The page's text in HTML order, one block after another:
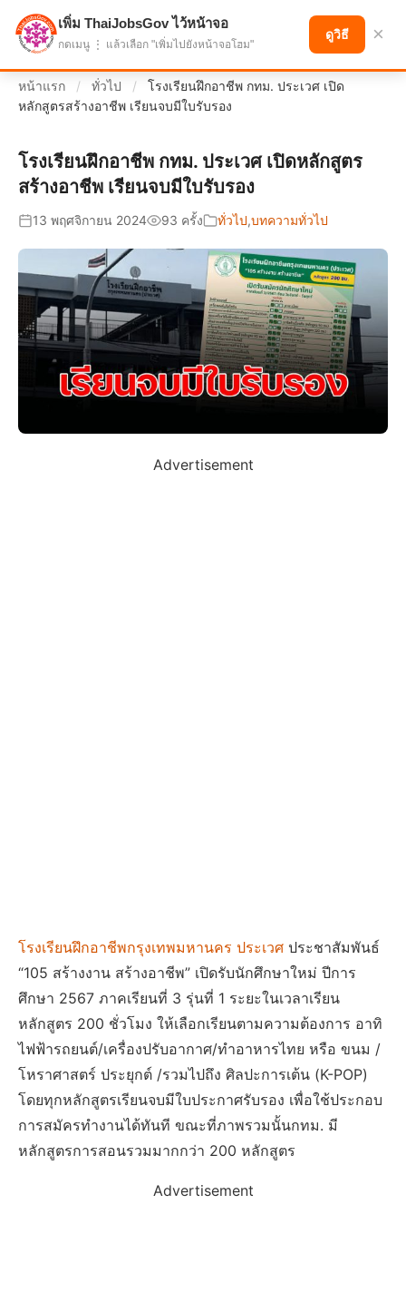
แบ่งปันโอกาส เพื่ออนาคตที่ก้าวหน้า
หน้าแรก / ทั่วไป /
โรงเรียนฝึกอาชีพ กทม. ประเวศ เปิด
หลักสูตรสร้างอาชีพ เรียนจบมีใบรับรอง
โรงเรียนฝึกอาชีพ กทม. ประเวศ เปิดหลักสูตร
สร้างอาชีพ เรียนจบมีใบรับรอง
13 พฤศจิกายน 2024 93 ครั้ง ทั่วไป,บทความทั่วไป
Advertisement
โรงเรียนฝึกอาชีพกรุงเทพมหานคร ประเวศ ประชาสัมพันธ์
“105 สร้างงาน สร้างอาชีพ” เปิดรับนักศึกษาใหม่ ปีการ
ศึกษา 2567 ภาคเรียนที่ 3 รุ่นที่ 1 ระยะในเวลาเรียน
หลักสูตร 200 ชั่วโมง ให้เลือกเรียนตามความต้องการ อาทิ
ไฟฟ้ารถยนต์/เครื่องปรับอากาศ/ทำอาหารไทย หรือ ขนม /
โหราศาสตร์ ประยุกต์ /รวมไปถึง ศิลปะการเต้น (K-POP)
โดยทุกหลักสูตรเรียนจบมีใบประกาศรับรอง เพื่อใช้ประกอบ
การสมัครทำงานได้ทันที ขณะที่ภาพรวมนั้นกทม. มี
หลักสูตรการสอนรวมมากกว่า 200 หลักสูตร
Advertisement
เพิ่ม ThaiJobsGov ไว้หน้าจอ
กดเมนู ⋮ แล้วเลือก "เพิ่มไปยังหน้าจอโฮม"
ดูวิธี ×